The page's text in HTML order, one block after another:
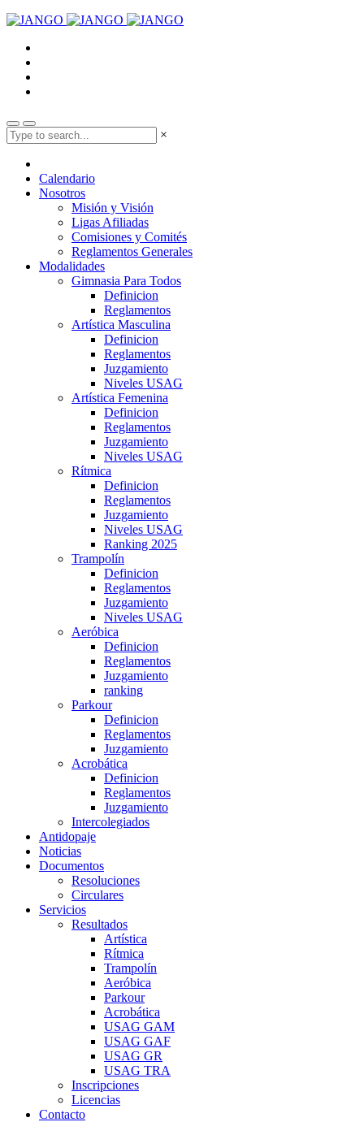
×
Calendario
Nosotros
Misión y Visión
Ligas Afiliadas
Comisiones y Comités
Reglamentos Generales
Modalidades
Gimnasia Para Todos
Definicion
Reglamentos
Artística Masculina
Definicion
Reglamentos
Juzgamiento
Niveles USAG
Artística Femenina
Definicion
Reglamentos
Juzgamiento
Niveles USAG
Rítmica
Definicion
Reglamentos
Juzgamiento
Niveles USAG
Ranking 2025
Trampolín
Definicion
Reglamentos
Juzgamiento
Niveles USAG
Aeróbica
Definicion
Reglamentos
Juzgamiento
ranking
Parkour
Definicion
Reglamentos
Juzgamiento
Acrobática
Definicion
Reglamentos
Juzgamiento
Intercolegiados
Antidopaje
Noticias
Documentos
Resoluciones
Circulares
Servicios
Resultados
Artística
Rítmica
Trampolín
Aeróbica
Parkour
Acrobática
USAG GAM
USAG GAF
USAG GR
USAG TRA
Inscripciones
Licencias
Contacto